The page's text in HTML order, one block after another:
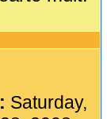
Saturday,